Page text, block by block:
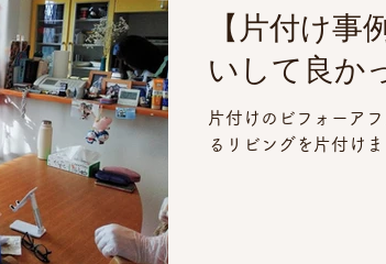
【片付け事
いして良か
片付けのビフォーア
るリビングを片付けま